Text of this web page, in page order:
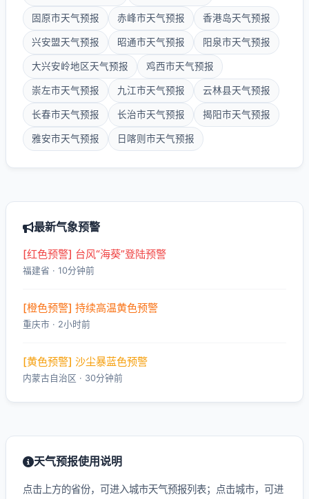
固原市天气预报 赤峰市天气预报 香港岛天气预报
兴安盟天气预报 昭通市天气预报 阳泉市天气预报
大兴安岭地区天气预报 鸡西市天气预报
崇左市天气预报 九江市天气预报 云林县天气预报
长春市天气预报 长治市天气预报 揭阳市天气预报
雅安市天气预报 日喀则市天气预报
最新气象预警
[红色预警] 台风“海葵”登陆预警
福建省 · 10分钟前
[橙色预警] 持续高温黄色预警
重庆市 · 2小时前
[黄色预警] 沙尘暴蓝色预警
内蒙古自治区 · 30分钟前
天气预报使用说明
点击上方的省份，可进入城市天气预报列表；点击城市，可进